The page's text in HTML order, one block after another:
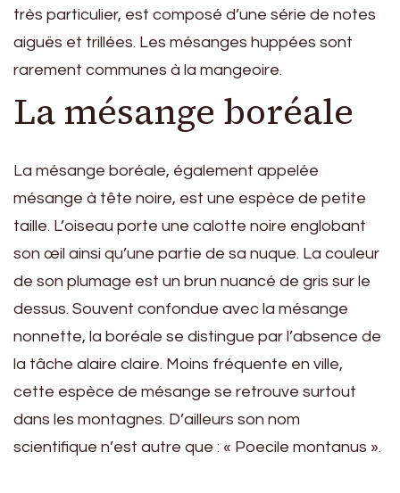
très particulier, est composé d’une série de notes
aiguës et trillées. Les mésanges huppées sont
rarement communes à la mangeoire.
La mésange boréale
La mésange boréale, également appelée
mésange à tête noire, est une espèce de petite
taille. L’oiseau porte une calotte noire englobant
son œil ainsi qu’une partie de sa nuque. La couleur
de son plumage est un brun nuancé de gris sur le
dessus. Souvent confondue avec la mésange
nonnette, la boréale se distingue par l’absence de
la tâche alaire claire. Moins fréquente en ville,
cette espèce de mésange se retrouve surtout
dans les montagnes. D’ailleurs son nom
scientifique n’est autre que : « Poecile montanus ».